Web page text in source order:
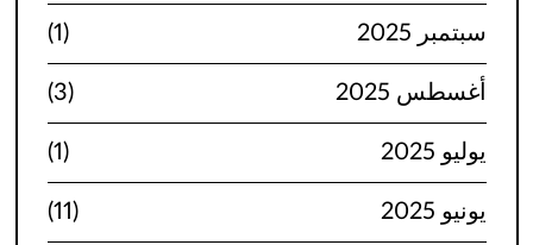
سبتمبر 2025 (1)
أغسطس 2025 (3)
يوليو 2025 (1)
يونيو 2025 (11)